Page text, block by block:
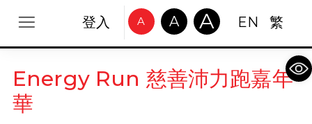
登入 A A A EN 繁
Energy Run 慈善沛力跑嘉年
華